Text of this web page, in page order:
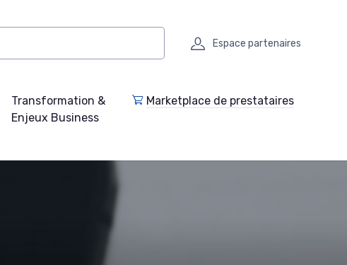
Espace partenaires
Transformation &
Enjeux Business
Marketplace de prestataires